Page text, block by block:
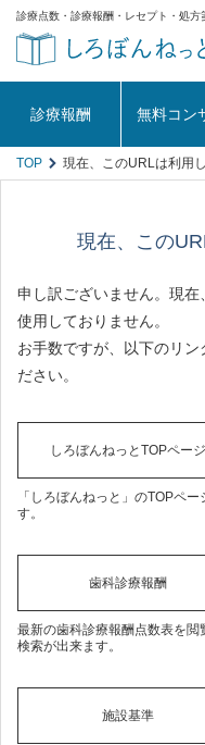
診療点数・診療報酬・レセプト・処
診療報酬 無料コン
TOP 現在、このURLは利用
現在、この
申し訳ございません。現
使用しておりません。
お手数ですが、以下のリン
ださい。
しろぼんねっとTOPページ
「しろぼんねっと」のTOPペー
す。
歯科診療報酬
最新の歯科診療報酬点数表を閲
検索が出来ます。
施設基準